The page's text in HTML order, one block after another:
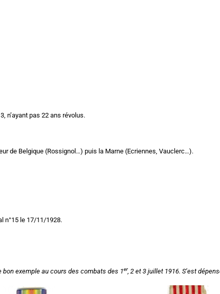
n’ayant pas 22 ans révolus.
de Belgique (Rossignol…) puis la Marne (Ecriennes, Vauclerc…).
n°15 le 17/11/1928.
exemple au cours des combats des 1er, 2 et 3 juillet 1916. S’est